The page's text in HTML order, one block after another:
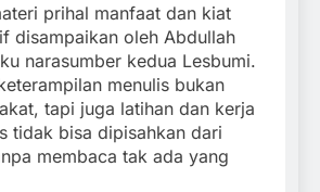
prihal manfaat dan kiat
disampaikan oleh Abdullah
narasumber kedua Lesbumi.
menulis bukan
tapi juga latihan dan kerja
tidak bisa dipisahkan dari
membaca tak ada yang